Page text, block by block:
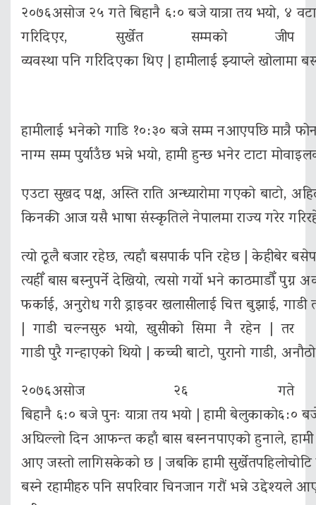
२०७६असोज २५ गते बिहानै ६:० बजे यात्रा तय भयो, ४
गरिदिएर, सुर्खेत सम्मको जीप
व्यवस्था पनि गरिदिएका थिए | हामीलाई झ्याप्ले
हामीलाई भनेको गाडि १०:३० बजे सम्म नआएपछि मात्रै
नाग्म सम्म पुर्याउँछ भन्ने भयो, हामी हुन्छ भनेर टाटा
एउटा सुखद पक्ष, अस्ति राति अन्ध्यारोमा गएको बाटो,
किनकी आज यसै भाषा संस्कृतिले नेपालमा राज्य गरेर
त्यो ठूलै बजार रहेछ, त्यहाँ बसपार्क पनि रहेछ | केहीबेर
त्यहीँ बास बस्नुपर्ने देखियो, त्यसो गर्यो भने काठमाडौँ
फर्काई, अनुरोध गरी ड्राइवर खलासीलाई चित्त बुझाई,
| गाडी चल्नसुरु भयो, खुसीको सिमा नै रहेन | तर
गाडी पुरै गन्हाएको थियो | कच्ची बाटो, पुरानो गाडी,
२०७६असोज २६ गते
बिहानै ६:० बजे पुनः यात्रा तय भयो | हामी बेलुकाको६:०
अघिल्लो दिन आफन्त कहाँ बास बस्ननपाएको हुनाले,
आए जस्तो लागिसकेको छ | जबकि हामी सुर्खेतपहिलोचोटि
बस्ने रहामीहरु पनि सपरिवार चिनजान गरौं भन्ने